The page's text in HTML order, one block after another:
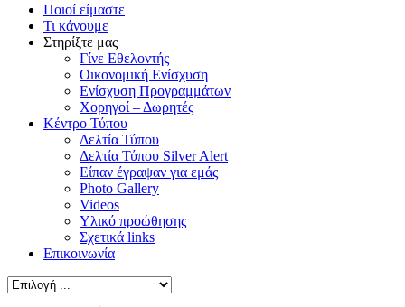
Ποιοί είμαστε
Τι κάνουμε
Στηρίξτε μας
Γίνε Εθελοντής
Οικονομική Ενίσχυση
Ενίσχυση Προγραμμάτων
Χορηγοί – Δωρητές
Κέντρο Τύπου
Δελτία Τύπου
Δελτία Τύπου Silver Alert
Είπαν έγραψαν για εμάς
Photo Gallery
Videos
Υλικό προώθησης
Σχετικά links
Επικοινωνία